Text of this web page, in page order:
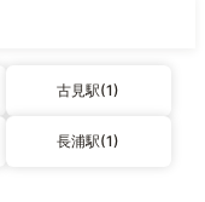
古見駅(1)
長浦駅(1)